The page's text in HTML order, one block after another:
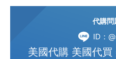
代購問
ID：
美國代購 美國代